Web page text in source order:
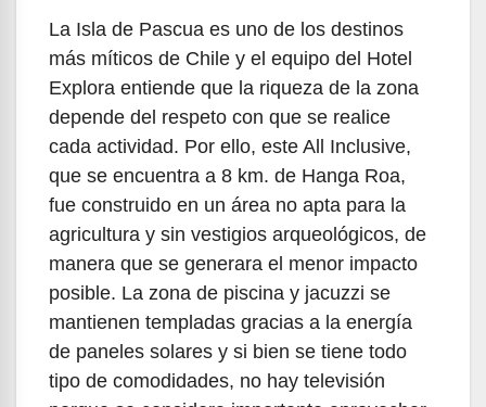
La Isla de Pascua es uno de los destinos
más míticos de Chile y el equipo del Hotel
Explora entiende que la riqueza de la zona
depende del respeto con que se realice
cada actividad. Por ello, este All Inclusive,
que se encuentra a 8 km. de Hanga Roa,
fue construido en un área no apta para la
agricultura y sin vestigios arqueológicos, de
manera que se generara el menor impacto
posible. La zona de piscina y jacuzzi se
mantienen templadas gracias a la energía
de paneles solares y si bien se tiene todo
tipo de comodidades, no hay televisión